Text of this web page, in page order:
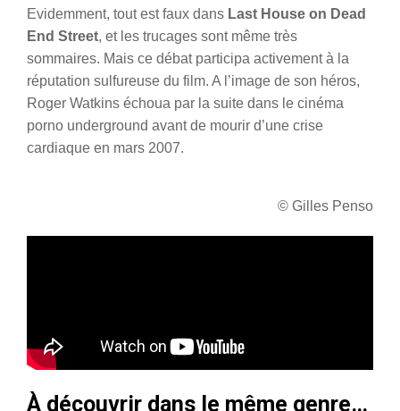
Evidemment, tout est faux dans Last House on Dead
End Street, et les trucages sont même très
sommaires. Mais ce débat participa activement à la
réputation sulfureuse du film. A l’image de son héros,
Roger Watkins échoua par la suite dans le cinéma
porno underground avant de mourir d’une crise
cardiaque en mars 2007.
© Gilles Penso
À découvrir dans le même genre…